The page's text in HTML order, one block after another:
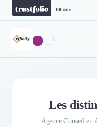
Effinity
Les
Agence Conseil